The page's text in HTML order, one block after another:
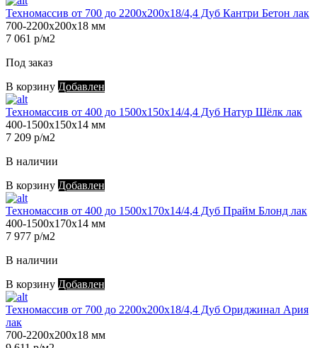
Техномассив от 700 до 2200х200х18/4,4 Дуб Кантри Бетон лак
700-2200х200х18 мм
7 061 р/м2
Под заказ
В корзину Добавлен
Техномассив от 400 до 1500х150х14/4,4 Дуб Натур Шёлк лак
400-1500х150х14 мм
7 209 р/м2
В наличии
В корзину Добавлен
Техномассив от 400 до 1500х170х14/4,4 Дуб Прайм Блонд лак
400-1500х170х14 мм
7 977 р/м2
В наличии
В корзину Добавлен
Техномассив от 700 до 2200х200х18/4,4 Дуб Ориджинал Ария
лак
700-2200х200х18 мм